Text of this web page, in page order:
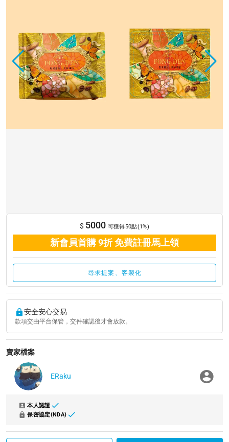
$ 5000 可獲得50點(1%)
新會員首購 9折 免費註冊馬上領
尋求提案、客製化
安全安心交易
款項交由平台保管，交件確認後才會放款。
賣家檔案
ERaku
本人認證
保密協定(NDA)